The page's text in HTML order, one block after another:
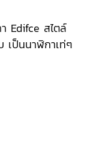
Edifce สไตล์
เป็นนาฬิกาเท่ๆ